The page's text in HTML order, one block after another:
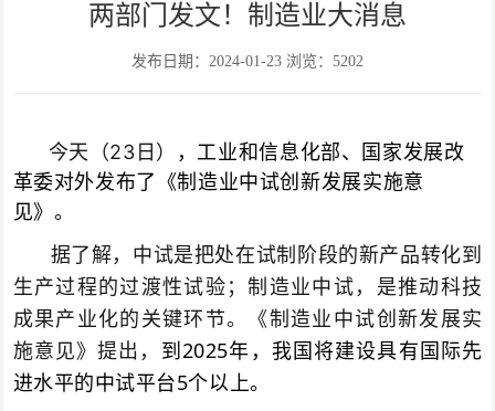
两部门发文！制造业大消息
发布日期：2024-01-23 浏览：5202
今天（23日） ， 工业和信息化部、国家发展改
革委对外发布了《制造业中试创新发展实施意
见》。
据了解，中试是把处在试制阶段的新产品转化到
生产过程的过渡性试验；制造业中试，是推动科技
成果产业化的关键环节。《制造业中试创新发展实
施意见》提出， 到2025年，我国将建设具有国际先
进水平的中试平台5个以上。